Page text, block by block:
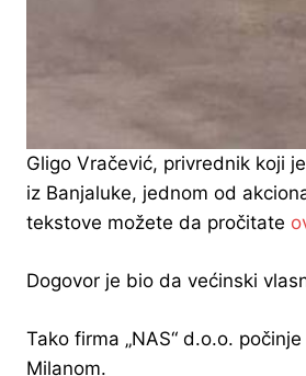
Gligo Vračević, privrednik koji
iz Banjaluke, jednom od
tekstove možete da pročitate
Dogovor je bio da većinski
Tako firma „NAS“ d.o.o.
Milanom.